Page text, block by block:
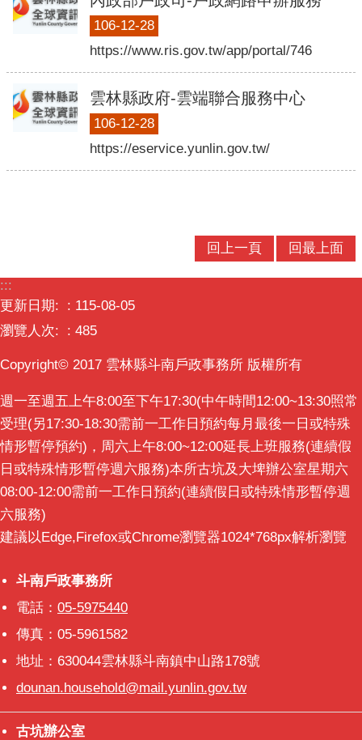
人
口
最
新
主
題
區
民
意
交
流
相
關
結
106-12-28
https://www.ris.gov.tw/app/portal/746
雲林縣政府-雲端聯合服務中心
106-12-28
https://eservice.yunlin.gov.tw/
回上一頁 回最上面
:::
更新日期:
115-08-05
瀏覽人次:
485
Copyright© 2017 雲林縣斗南戶政事務所 版權所有
週一至週五上午8:00至下午17:30(中午時間12:00~13:30照常
受理(另17:30-18:30需前一工作日預約每月最後一日或特殊
情形暫停預約)，周六上午8:00~12:00延長上班服務(連續假
日或特殊情形暫停週六服務)本所古坑及大埤辦公室星期六
08:00-12:00需前一工作日預約(連續假日或特殊情形暫停週
六服務)
建議以Edge,Firefox或Chrome瀏覽器1024*768px解析瀏覽
斗南戶政事務所
斗南戶政事務所
電話： 05-5975440
傳真：05-5961582
地址：630044雲林縣斗南鎮中山路178號
dounan.household@mail.yunlin.gov.tw
古坑辦公室
古坑辦公室